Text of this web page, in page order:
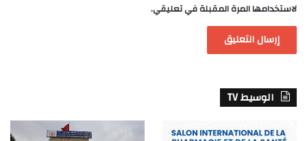
لاستخدامها المرة المقبلة في تعليقي.
الوسيط TV